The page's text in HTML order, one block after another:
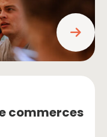
commerces